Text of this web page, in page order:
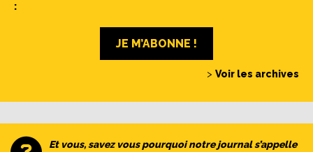
:
JE M’ABONNE !
> Voir les archives
Et vous, savez vous pourquoi notre journal s’appelle